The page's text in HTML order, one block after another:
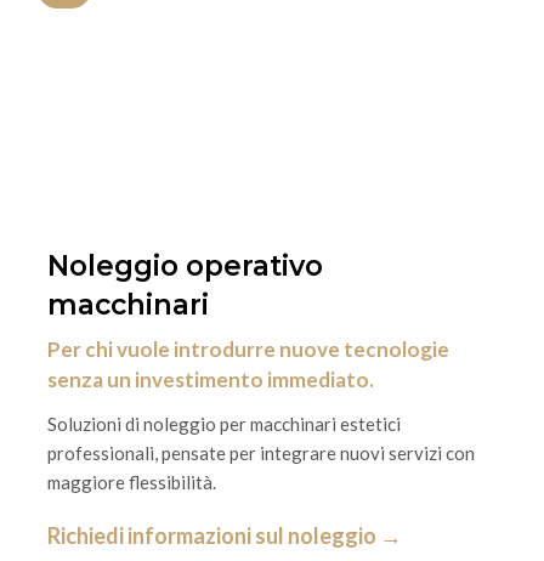
Noleggio operativo
macchinari
Per chi vuole introdurre nuove tecnologie
senza un investimento immediato.
Soluzioni di noleggio per macchinari estetici
professionali, pensate per integrare nuovi servizi con
maggiore flessibilità.
Richiedi informazioni sul noleggio →